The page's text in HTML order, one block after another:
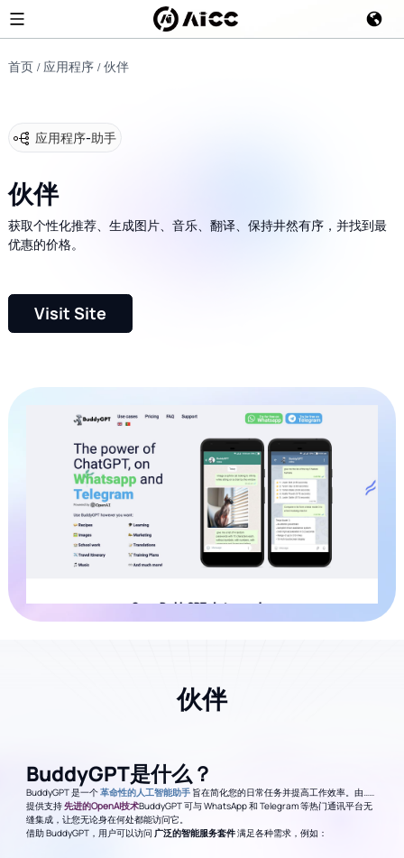
首页 应用程序 伙伴
应用程序-助手
伙伴
获取个性化推荐、生成图片、音乐、翻译、保持井然有序，并找到最
优惠的价格。
Visit Site
伙伴
BuddyGPT是什么？
BuddyGPT 是一个革命性的人工智能助手旨在简化您的日常任务并提高工作效率。由……
提供支持先进的OpenAI技术BuddyGPT 可与 WhatsApp 和 Telegram 等热门通讯平台无
缝集成，让您无论身在何处都能访问它。
借助 BuddyGPT，用户可以访问 广泛的智能服务套件满足各种需求，例如：